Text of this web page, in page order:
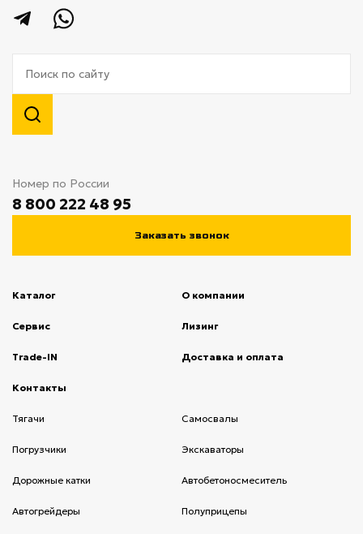
Номер по России
8 800 222 48 95
Заказать звонок
Каталог О компании
Сервис Лизинг(current)
Trade-IN Доставка и оплата
Контакты
Тягачи Cамосвалы
Погрузчики Экскаваторы
Дорожные катки Автобетоносмеситель
Автогрейдеры Полуприцепы